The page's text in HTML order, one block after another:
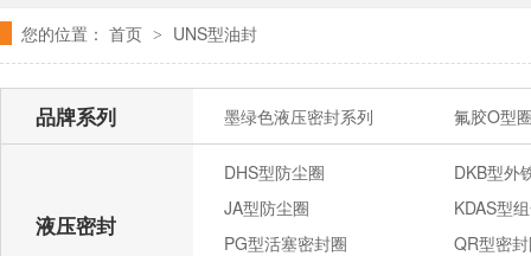
您的位置： 首页 > UNS型油封
品牌系列 墨绿色液压密封系列 氟胶O型
液压密封
DHS型防尘圈
DKB型外
JA型防尘圈
KDAS型
PG型活塞密封圈
QR型密